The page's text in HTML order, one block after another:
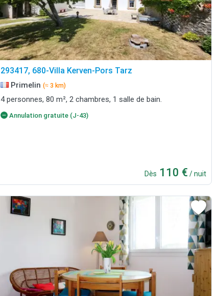
293417, 680-Villa Kerven-Pors Tarz
Primelin (≈ 3 km)
4 personnes, 80 m², 2 chambres, 1 salle de bain.
Annulation gratuite (J-43)
Dès 110 € / nuit